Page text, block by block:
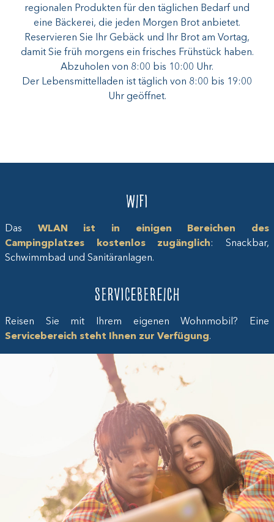
regionalen Produkten für den täglichen Bedarf und
eine Bäckerei, die jeden Morgen Brot anbietet.
Reservieren Sie Ihr Gebäck und Ihr Brot am Vortag,
damit Sie früh morgens ein frisches Frühstück haben.
Abzuholen von 8:00 bis 10:00 Uhr.
Der Lebensmittelladen ist täglich von 8:00 bis 19:00
Uhr geöffnet.
Wifi
Das WLAN ist in einigen Bereichen des
Campingplatzes kostenlos zugänglich: Snackbar,
Schwimmbad und Sanitäranlagen.
Servicebereich
Reisen Sie mit Ihrem eigenen Wohnmobil? Eine
Servicebereich steht Ihnen zur Verfügung.